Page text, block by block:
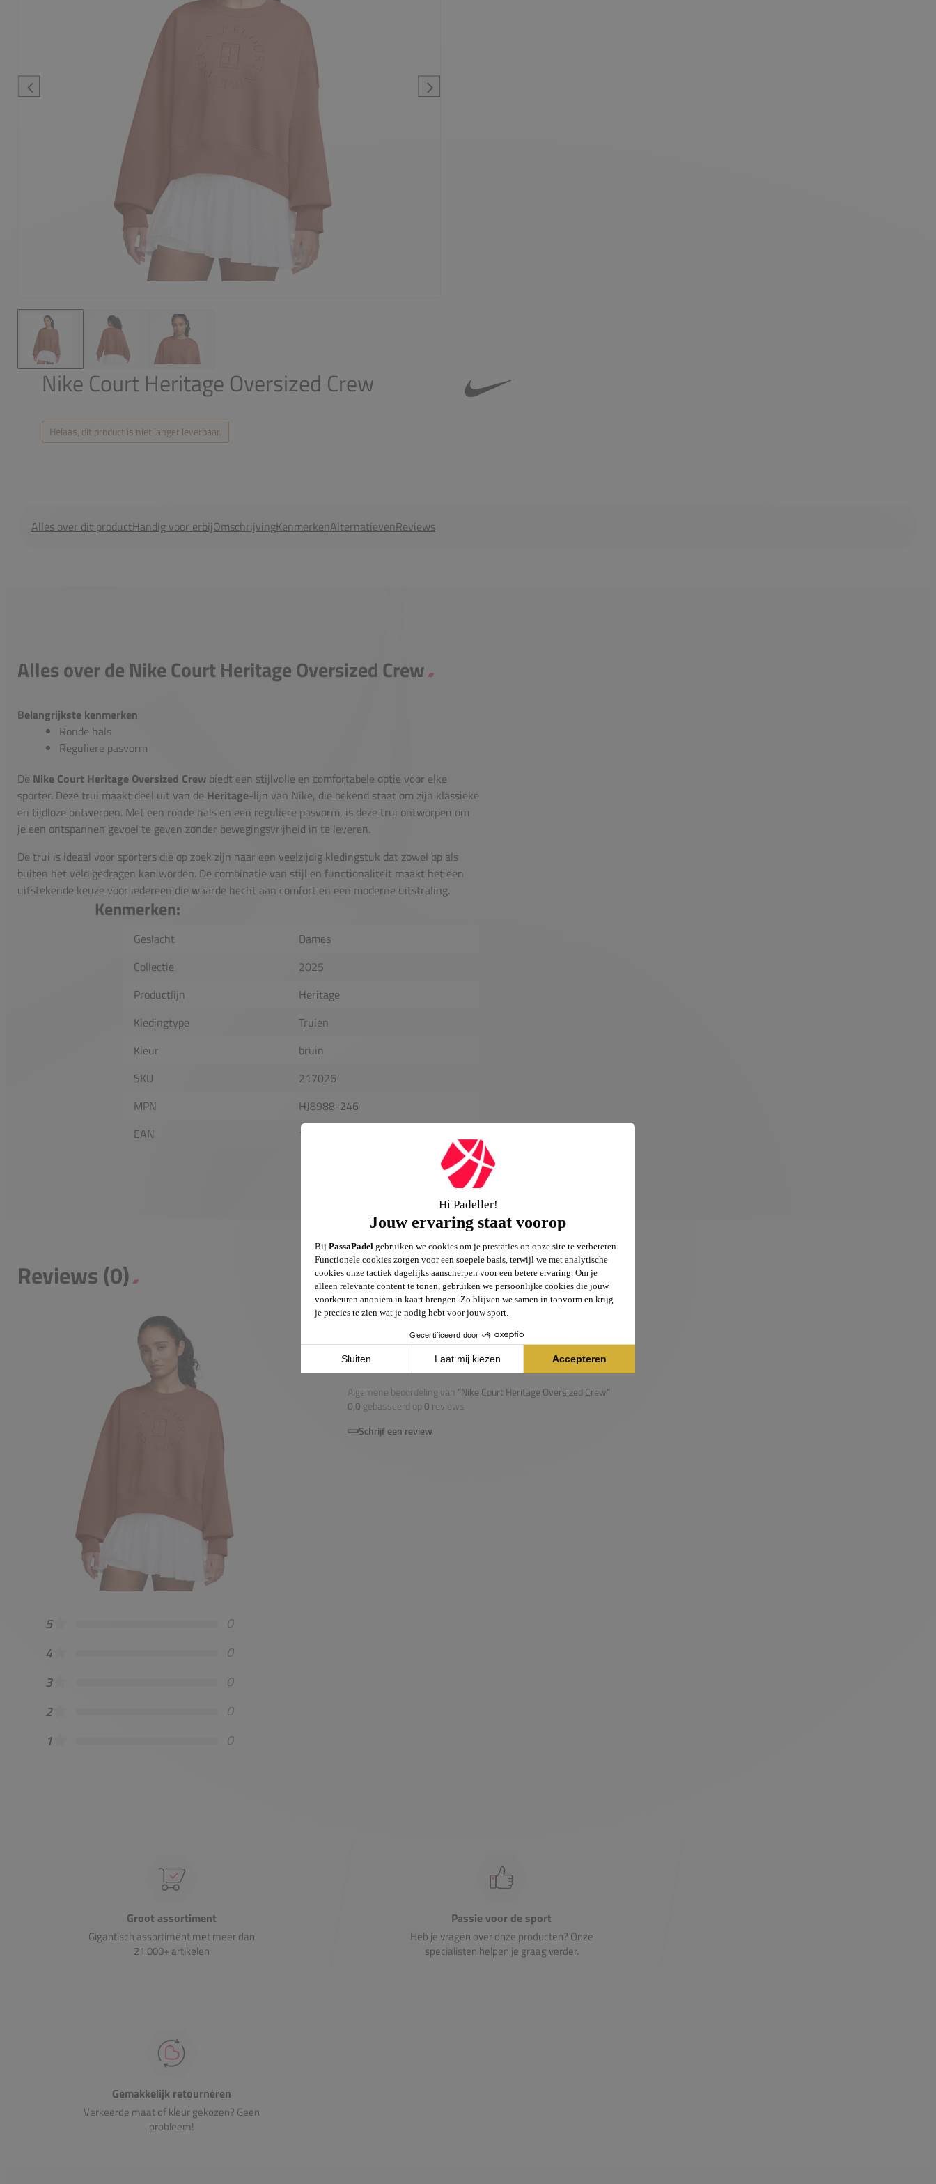
Nike Court Heritage Oversized Crew
Helaas, dit product is niet langer leverbaar.
Alles over dit productHandig voor erbijOmschrijvingKenmerkenAlternatievenReviews
Alles over de Nike Court Heritage Oversized Crew
Belangrijkste kenmerken
Ronde hals
Reguliere pasvorm
De Nike Court Heritage Oversized Crew biedt een stijlvolle en comfortabele optie voor elke
sporter. Deze trui maakt deel uit van de Heritage-lijn van Nike, die bekend staat om zijn klassieke
en tijdloze ontwerpen. Met een ronde hals en een reguliere pasvorm, is deze trui ontworpen om
je een ontspannen gevoel te geven zonder bewegingsvrijheid in te leveren.
De trui is ideaal voor sporters die op zoek zijn naar een veelzijdig kledingstuk dat zowel op als
buiten het veld gedragen kan worden. De combinatie van stijl en functionaliteit maakt het een
uitstekende keuze voor iedereen die waarde hecht aan comfort en een moderne uitstraling.
Kenmerken:
Geslacht
Dames
Collectie
2025
Productlijn
Heritage
Kledingtype
Truien
Kleur
bruin
SKU
217026
MPN
HJ8988-246
EAN
198482292843
Reviews (0)
0,0
Algemene beoordeling van ”Nike Court Heritage Oversized Crew“
0,0 gebasseerd op 0 reviews
Schrijf een review
5
0
4
0
3
0
2
0
1
0
Groot assortiment
Gigantisch assortiment met meer dan
21.000+ artikelen
Passie voor de sport
Heb je vragen over onze producten? Onze
specialisten helpen je graag verder.
Gemakkelijk retourneren
Verkeerde maat of kleur gekozen? Geen
probleem!